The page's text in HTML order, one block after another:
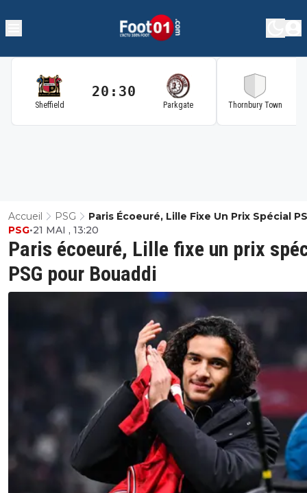
Sheffield
20:30
Parkgate Thornbury Town
Accueil PSG
Paris Écoeuré, Lille Fixe Un Prix Spécial
Pour Bouaddi
Paris écoeuré, Lille fixe un prix
PSG pour Bouaddi
PSG•21 MAI , 13:20